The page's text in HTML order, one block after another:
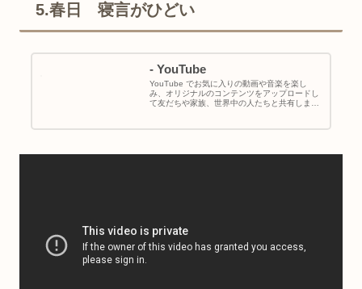
5.春日 寝言がひどい
- YouTube
YouTube でお気に入りの動画や音楽を楽し
み、オリジナルのコンテンツをアップロードし
て友だちや家族、世界中の人たちと共有しまし